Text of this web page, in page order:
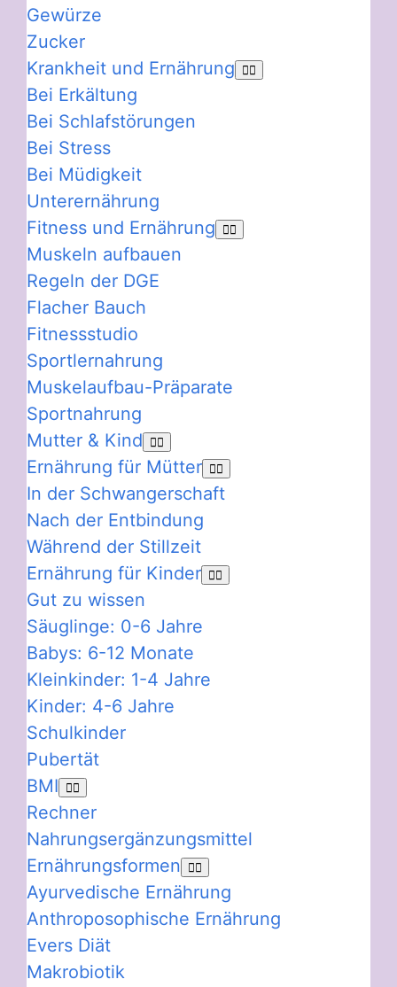
Gewürze
Zucker
Krankheit und Ernährung
Bei Erkältung
Bei Schlafstörungen
Bei Stress
Bei Müdigkeit
Unterernährung
Fitness und Ernährung
Muskeln aufbauen
Regeln der DGE
Flacher Bauch
Fitnessstudio
Sportlernahrung
Muskelaufbau-Präparate
Sportnahrung
Mutter & Kind
Ernährung für Mütter
In der Schwangerschaft
Nach der Entbindung
Während der Stillzeit
Ernährung für Kinder
Gut zu wissen
Säuglinge: 0-6 Jahre
Babys: 6-12 Monate
Kleinkinder: 1-4 Jahre
Kinder: 4-6 Jahre
Schulkinder
Pubertät
BMI
Rechner
Nahrungsergänzungsmittel
Ernährungsformen
Ayurvedische Ernährung
Anthroposophische Ernährung
Evers Diät
Makrobiotik